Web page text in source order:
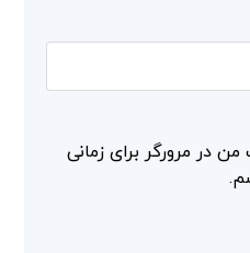
در مرورگر برای زمانی